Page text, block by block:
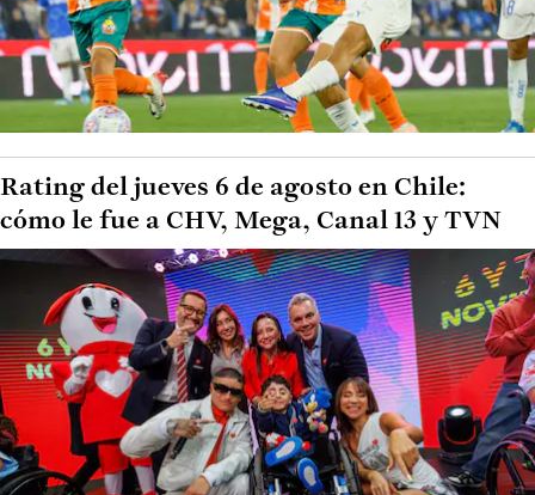
Rating del jueves 6 de agosto en Chile:
cómo le fue a CHV, Mega, Canal 13 y TVN